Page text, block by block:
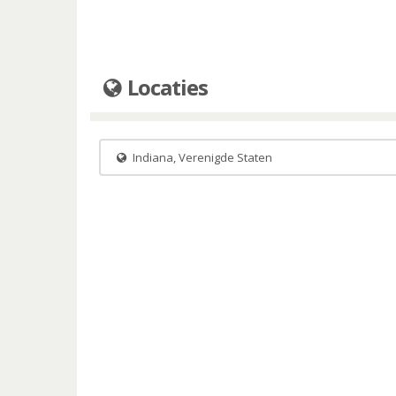
Locaties
Indiana, Verenigde Staten